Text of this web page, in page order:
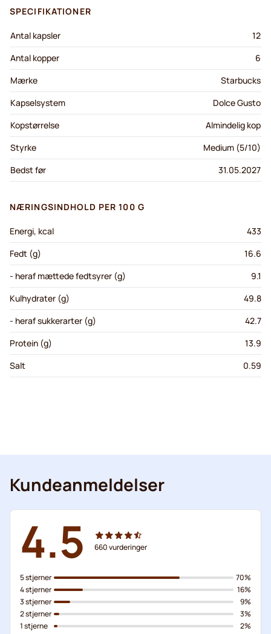
SPECIFIKATIONER
Antal kapsler
12
Antal kopper
6
Mærke
Starbucks
Kapselsystem
Dolce Gusto
Kopstørrelse
Almindelig kop
Styrke
Medium (5/10)
Bedst før
31.05.2027
NÆRINGSINDHOLD PER 100 G
Energi, kcal
433
Fedt (g)
16.6
- heraf mættede fedtsyrer (g)
9.1
Kulhydrater (g)
49.8
- heraf sukkerarter (g)
42.7
Protein (g)
13.9
Salt
0.59
Kundeanmeldelser
4.5 660vurderinger
5 stjerner
4 stjerner
3 stjerner
2 stjerner
1 stjerne
70%
16%
9%
3%
2%